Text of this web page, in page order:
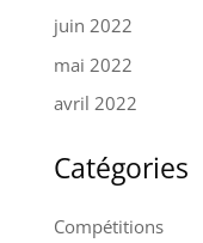
juin 2022
mai 2022
avril 2022
Catégories
Compétitions